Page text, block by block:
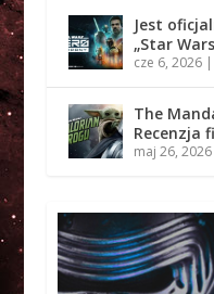
Jest
„Star
cze 6, 2026|
The
Recenzja
maj 26, 2026